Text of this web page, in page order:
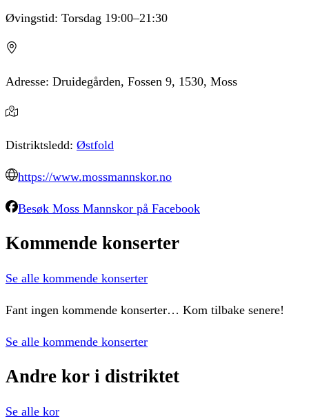
Øvingstid: Torsdag 19:00–21:30
Adresse: Druidegården, Fossen 9, 1530, Moss
Distriktsledd: Østfold
https://www.mossmannskor.no
Besøk Moss Mannskor på Facebook
Kommende konserter
Se alle kommende konserter
Fant ingen kommende konserter… Kom tilbake senere!
Se alle kommende konserter
Andre kor i distriktet
Se alle kor